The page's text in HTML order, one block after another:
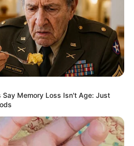
Phone 3
Nothing Phone 3 Flipkart
Phone 3 Sale
Subscribe કરો
Memory Loss Isn't Age: Just